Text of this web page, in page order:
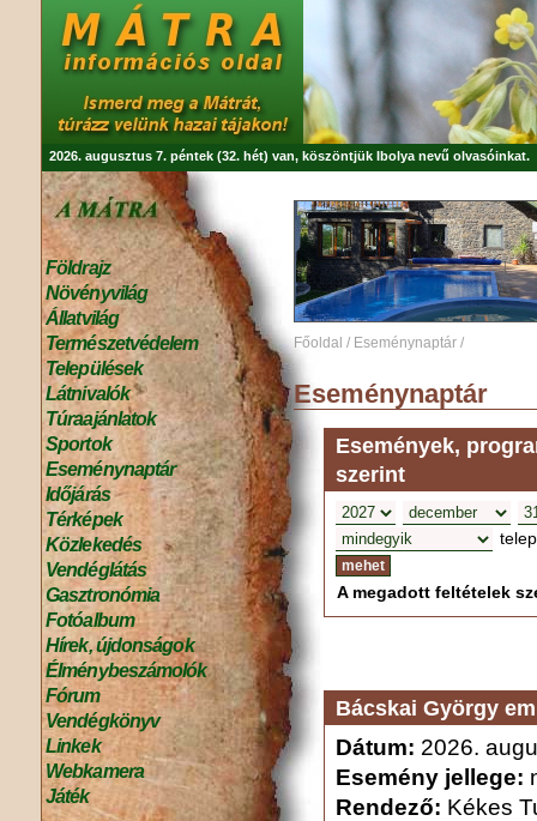
2026. augusztus 7. péntek (32. hét) van, köszöntjük Ibolya nevű olvasóinkat.
Földrajz
Növényvilág
Állatvilág
Természetvédelem
Települések
Látnivalók
Túraajánlatok
Sportok
Eseménynaptár
Időjárás
Térképek
Közlekedés
Vendéglátás
Gasztronómia
Fotóalbum
Hírek, újdonságok
Élménybeszámolók
Fórum
Vendégkönyv
Linkek
Webkamera
Játék
Főoldal / Eseménynaptár /
Eseménynaptár
Események,
szerint
A megadott feltételek
Bácskai György
Dátum: 2026.
Esemény jellege:
Rendező: Kékes